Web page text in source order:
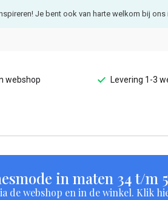
Je bent ook van harte welkom bij
webshop Levering 1-3
in maten 34 t/m
de webshop en in de winkel. Klik